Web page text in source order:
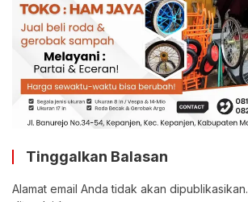
Tinggalkan Balasan
Alamat email Anda tidak akan dipublikasikan.